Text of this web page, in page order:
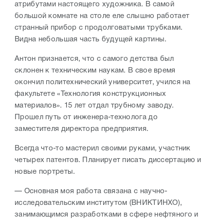
атрибутами настоящего художника. В самой
большой комнате на столе еле слышно работает
странный прибор с продолговатыми трубками.
Видна небольшая часть будущей картины.
Антон признается, что с самого детства был
склонен к техническим наукам. В свое время
окончил политехнический университет, учился на
факультете «Технология конструкционных
материалов». 15 лет отдал трубному заводу.
Прошел путь от инженера-технолога до
заместителя директора предприятия.
Всегда что-то мастерил своими руками, участник
четырех патентов. Планирует писать диссертацию и
новые портреты.
— Основная моя работа связана с научно-
исследовательским институтом (ВНИКТИНХО),
занимающимся разработками в сфере нефтяного и